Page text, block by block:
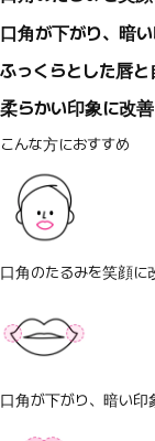
口角が下がり、暗
ふっくらとした唇
柔らかい印象に改
こんな方におすすめ
口角のたるみを笑顔に
口角が下がり、暗い印